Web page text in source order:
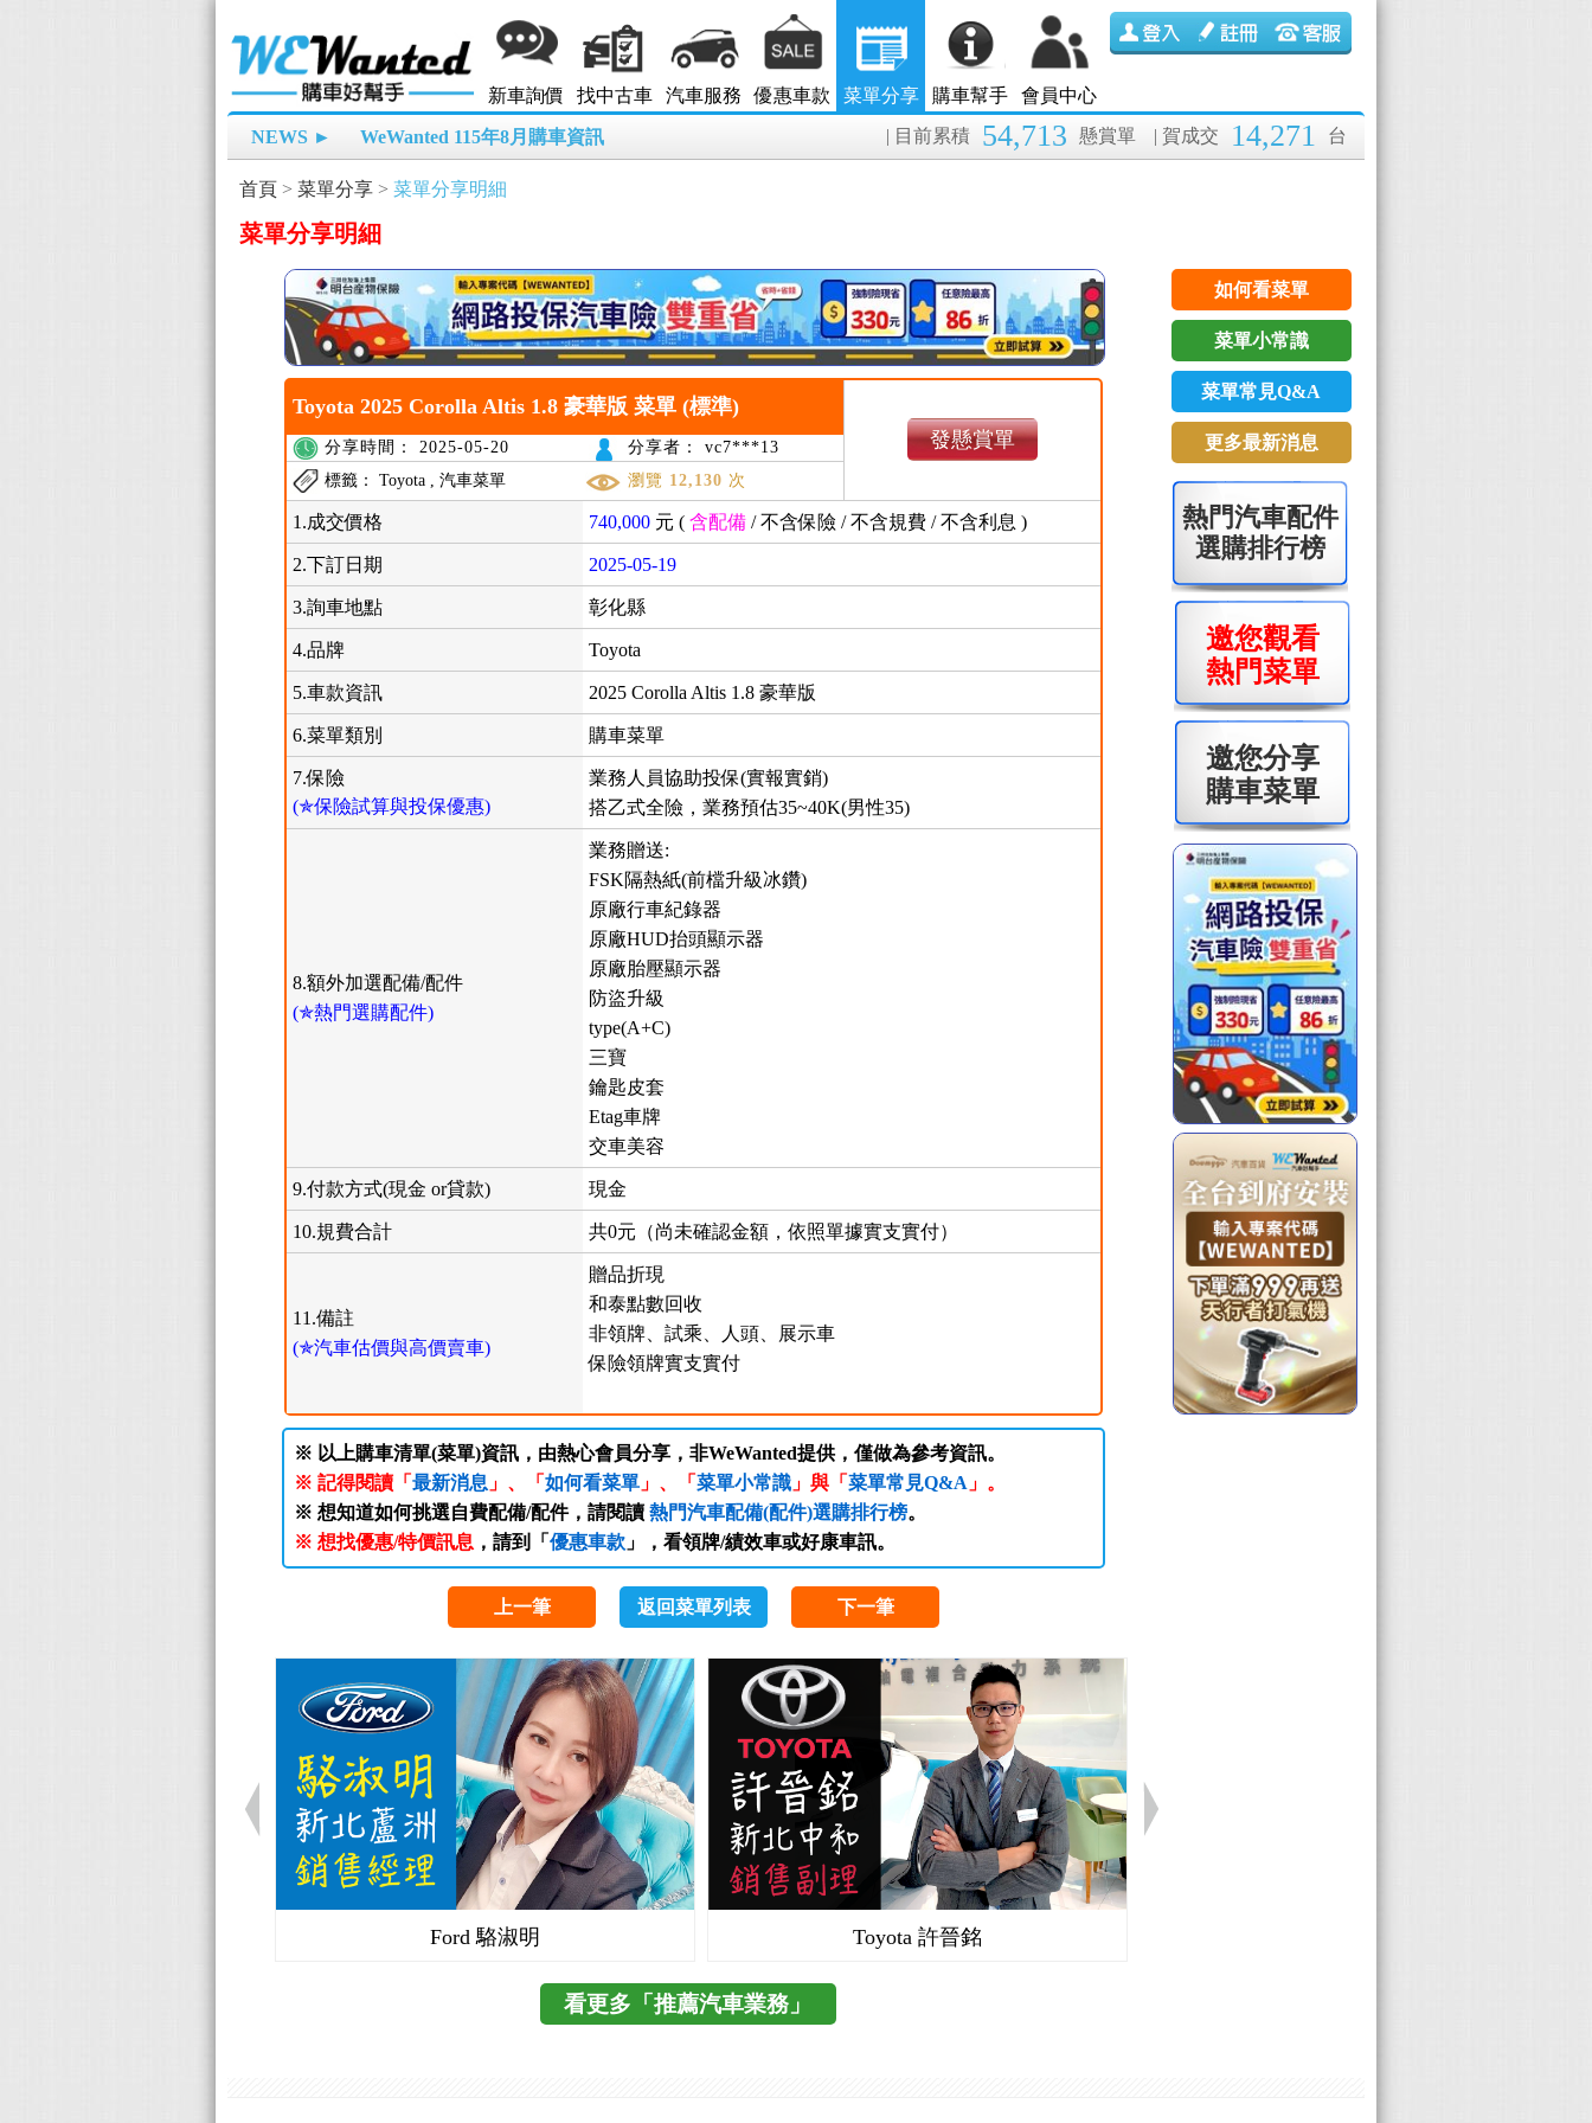
新車詢價 找中古車 汽車服務 優惠車款 菜單分享 購車幫手 會員中心
NEWS ► WeWanted 115年8月購車資訊 | 賀成交 14,271 台
| 目前累積 54,713 懸賞單
首頁 > 菜單分享 > 菜單分享明細
菜單分享明細
Toyota 2025 Corolla Altis 1.8 豪華版 菜單 (標準)
發懸賞單
分享時間： 2025-05-20
分享者： vc7***13
標籤： Toyota , 汽車菜單
瀏覽 12,130 次
1.成交價格 740,000 元 (含配備 /不含保險 /不含規費 /不含利息 )
2.下訂日期 2025-05-19
3.詢車地點 彰化縣
4.品牌 Toyota
5.車款資訊 2025 Corolla Altis 1.8 豪華版
6.菜單類別 購車菜單
7.保險
(✯保險試算與投保優惠)
業務人員協助投保(實報實銷)
搭乙式全險，業務預估35~40K(男性35)
8.額外加選配備/配件
(✯熱門選購配件)
業務贈送:
FSK隔熱紙(前檔升級冰鑽)
原廠行車紀錄器
原廠HUD抬頭顯示器
原廠胎壓顯示器
防盜升級
type(A+C)
三寶
鑰匙皮套
Etag車牌
交車美容
9.付款方式(現金 or貸款) 現金
10.規費合計 共0元（尚未確認金額，依照單據實支實付）
11.備註
(✯汽車估價與高價賣車)
贈品折現
和泰點數回收
非領牌、試乘、人頭、展示車
保險領牌實支實付
※ 以上購車清單(菜單)資訊，由熱心會員分享，非WeWanted提供，僅做為參考資訊。
※ 記得閱讀「 最新消息 」、「 如何看菜單」、「 菜單小常識」與「 菜單常見Q&A 」。
※ 想知道如何挑選自費配備/配件，請閱讀 熱門汽車配備(配件)選購排行榜。
※ 想找優惠/特價訊息 ，請到「 優惠車款」，看領牌/績效車或好康車訊。
上一筆 返回菜單列表 下一筆
Ford 駱淑明 Toyota 許晉銘
看更多「推薦汽車業務」
如何看菜單
菜單小常識
菜單常見Q&A
更多最新消息
熱門汽車配件
選購排行榜
邀您觀看
熱門菜單
邀您分享
購車菜單